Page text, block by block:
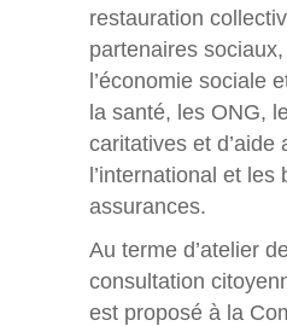
restauration
partenaires
l’économie sociale
la santé, les ONG,
caritatives et d’aide
l’international et les
assurances.
Au terme d’atelier
consultation
est proposé à la